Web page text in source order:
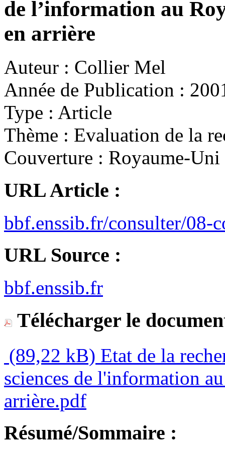
de l’information au
en arrière
Auteur : Collier Mel
Année de Publication :
Type : Article
Thème : Evaluation de la
Couverture : Royaume-Uni
URL Article :
bbf.enssib.fr/consulter/08-
URL Source :
bbf.enssib.fr
Télécharger le
(89,22 kB) Etat de la
sciences de l'information
arrière.pdf
Résumé/Sommaire :